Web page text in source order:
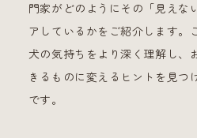
門家がどのようにその「見えな
アしているかをご紹介します。
犬の気持ちをより深く理解し、
きるものに変えるヒントを見つ
です。